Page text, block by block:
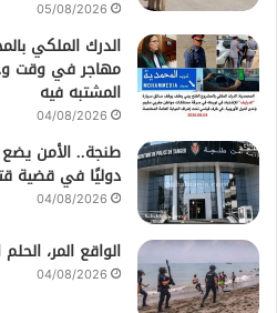
05/08/2026
الدرك الملكي
مهاجر في وقت
المشتبه فيه
04/08/2026
طنجة.. الأمن
دوليًا في قضية
04/08/2026
الواقع المر،
04/08/2026